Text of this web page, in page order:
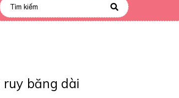
ruy băng dài